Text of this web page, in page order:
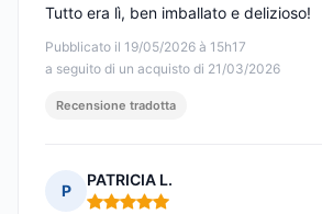
Pubblicato il 19/05/2026 à 15h17
a seguito di un acquisto di 21/03/2026
Tutto era lì, ben imballato e delizioso!
Recensione tradotta
P
PATRICIA L.